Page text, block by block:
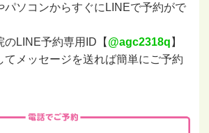
パソコンからすぐにLINEで予約がで
のLINE予約専用ID【 @agc2318q 】
てメッセージを送れば簡単にご予約